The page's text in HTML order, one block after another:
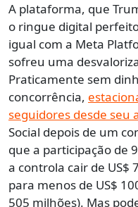
A plataforma, que
o ringue digital
igual com a Meta
sofreu uma
Praticamente sem
concorrência,
seguidores desde seu
Social depois de um
que a participação de
a controla cair de US$
para menos de US$
505 milhões). Mas